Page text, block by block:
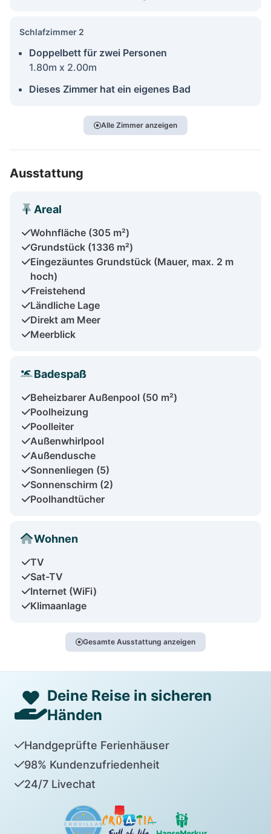
Schlafzimmer 2
Doppelbett für zwei Personen
1.80m x 2.00m
Dieses Zimmer hat ein eigenes Bad
Alle Zimmer anzeigen
Ausstattung
Areal
Wohnfläche (305 m²)
Grundstück (1336 m²)
Eingezäuntes Grundstück (Mauer, max. 2 m
hoch)
Freistehend
Ländliche Lage
Direkt am Meer
Meerblick
Badespaß
Beheizbarer Außenpool (50 m²)
Poolheizung
Poolleiter
Außenwhirlpool
Außendusche
Sonnenliegen (5)
Sonnenschirm (2)
Poolhandtücher
Wohnen
TV
Sat-TV
Internet (WiFi)
Klimaanlage
Gesamte Ausstattung anzeigen
Deine Reise in sicheren
Händen
Handgeprüfte Ferienhäuser
98% Kundenzufriedenheit
24/7 Livechat